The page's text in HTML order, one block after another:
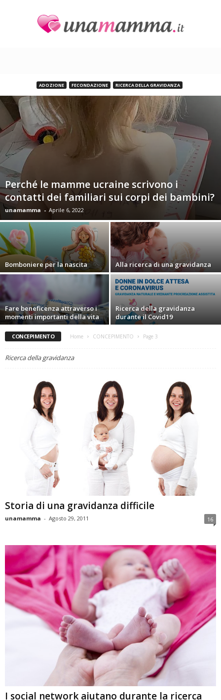
m
ADOZIONE FECONDAZIONE RICERCA DELLA GRAVIDANZA
Perché le mamme ucraine scrivono i
contatti dei familiari sui corpi dei bambini?
unamamma - Aprile 6, 2022
Bomboniere per la nascita Alla ricerca di una gravidanza
Fare beneficenza attraverso i
momenti importanti della vita
Ricerca della gravidanza
durante il Covid19
CONCEPIMENTO Home CONCEPIMENTO Page 3
Ricerca della gravidanza
Storia di una gravidanza difficile
unamamma - Agosto 29, 2011 16
I social network aiutano durante la ricerca